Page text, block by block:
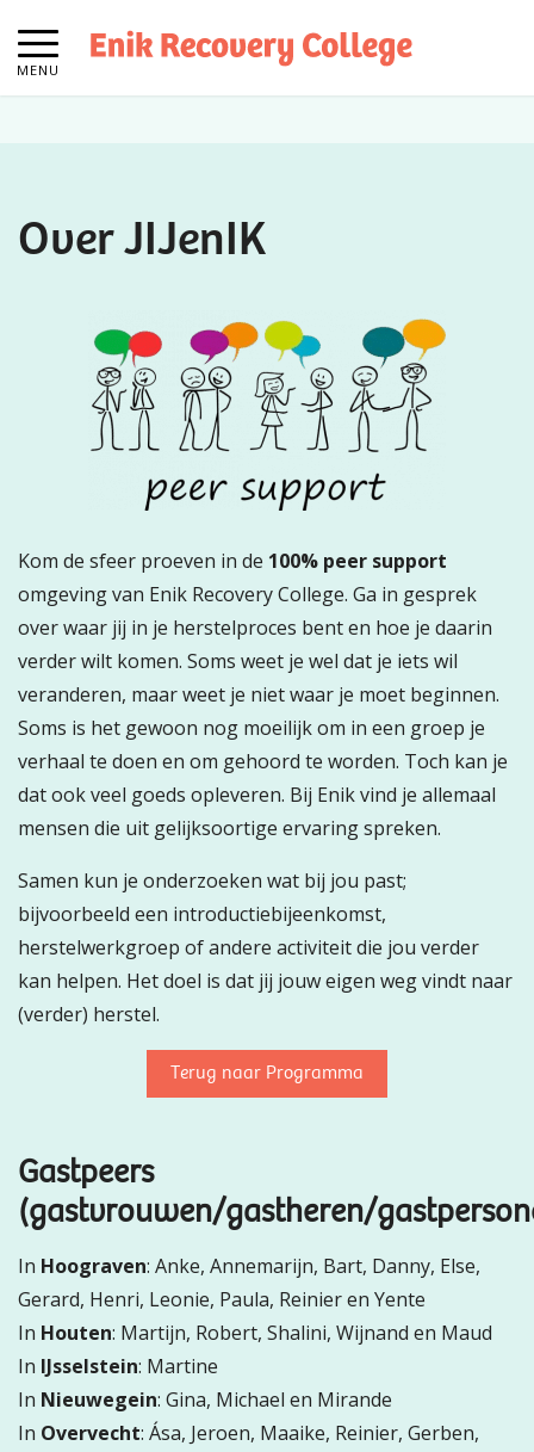
MENU
Over JIJenIK
Kom de sfeer proeven in de 100% peer support
omgeving van Enik Recovery College. Ga in gesprek
over waar jij in je herstelproces bent en hoe je daarin
verder wilt komen. Soms weet je wel dat je iets wil
veranderen, maar weet je niet waar je moet beginnen.
Soms is het gewoon nog moeilijk om in een groep je
verhaal te doen en om gehoord te worden. Toch kan je
dat ook veel goeds opleveren. Bij Enik vind je allemaal
mensen die uit gelijksoortige ervaring spreken.
Samen kun je onderzoeken wat bij jou past;
bijvoorbeeld een introductiebijeenkomst,
herstelwerkgroep of andere activiteit die jou verder
kan helpen. Het doel is dat jij jouw eigen weg vindt naar
(verder) herstel.
Terug naar Programma
Gastpeers
(gastvrouwen/gastheren/
In Hoograven: Anke, Annemarijn, Bart, Danny, Else,
Gerard, Henri, Leonie, Paula, Reinier en Yente
In Houten: Martijn, Robert, Shalini, Wijnand en Maud
In IJsselstein: Martine
In Nieuwegein: Gina, Michael en Mirande
In Overvecht: Ása, Jeroen, Maaike, Reinier, Gerben,